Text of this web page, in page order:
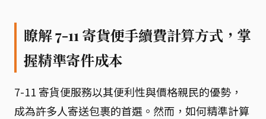
瞭解 7-11 寄貨便手續費計算方式，掌
握精準寄件成本
7-11 寄貨便服務以其便利性與價格親民的優勢，
成為許多人寄送包裹的首選。然而，如何精準計算